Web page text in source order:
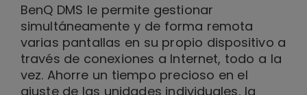
BenQ DMS le permite gestionar
simultáneamente y de forma remota
varias pantallas en su propio dispositivo a
través de conexiones a Internet, todo a la
vez. Ahorre un tiempo precioso en el
ajuste de las unidades individuales, la